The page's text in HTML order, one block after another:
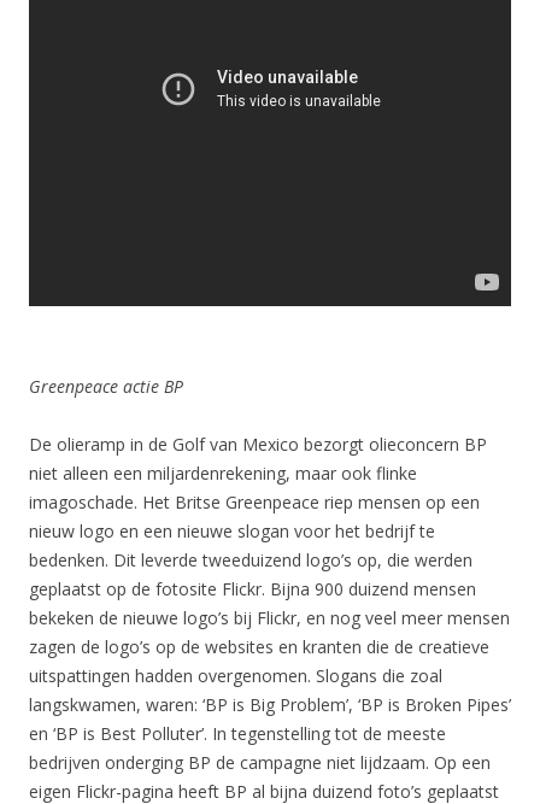
Greenpeace actie BP
De olieramp in de Golf van Mexico bezorgt olieconcern BP
niet alleen een miljardenrekening, maar ook flinke
imagoschade. Het Britse Greenpeace riep mensen op een
nieuw logo en een nieuwe slogan voor het bedrijf te
bedenken. Dit leverde tweeduizend logo’s op, die werden
geplaatst op de fotosite Flickr. Bijna 900 duizend mensen
bekeken de nieuwe logo’s bij Flickr, en nog veel meer mensen
zagen de logo’s op de websites en kranten die de creatieve
uitspattingen hadden overgenomen. Slogans die zoal
langskwamen, waren: ‘BP is Big Problem’, ‘BP is Broken Pipes’
en ‘BP is Best Polluter’. In tegenstelling tot de meeste
bedrijven onderging BP de campagne niet lijdzaam. Op een
eigen Flickr-pagina heeft BP al bijna duizend foto’s geplaatst